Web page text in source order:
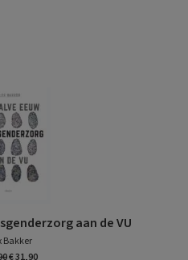
aan de VU
Bakker
€ 31,90